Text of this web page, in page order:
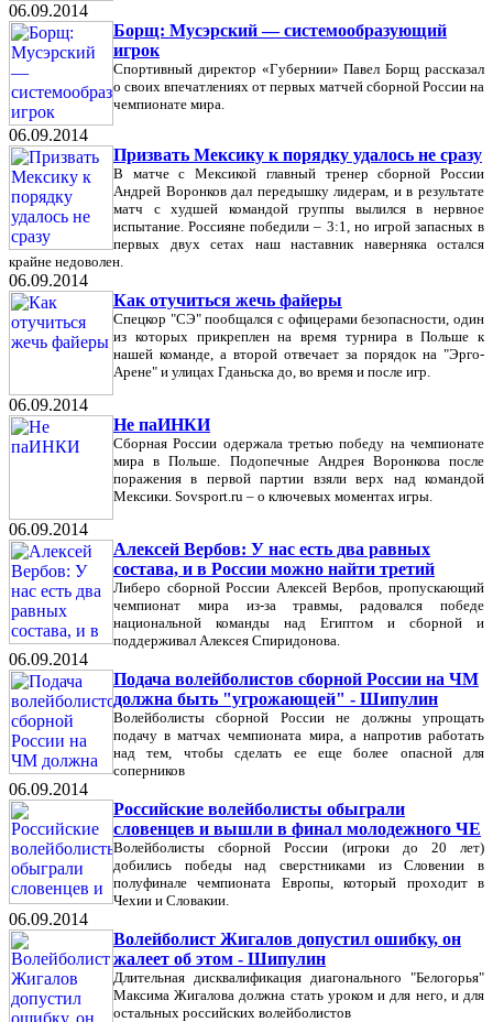
06.09.2014
Борщ: Мусэрский — системообразующий
игрок
Спортивный директор «Губернии» Павел Борщ рассказал
о своих впечатлениях от первых матчей сборной России на
чемпионате мира.
06.09.2014
Призвать Мексику к порядку удалось не сразу
В матче с Мексикой главный тренер сборной России
Андрей Воронков дал передышку лидерам, и в результате
матч с худшей командой группы вылился в нервное
испытание. Россияне победили – 3:1, но игрой запасных в
первых двух сетах наш наставник наверняка остался
крайне недоволен.
06.09.2014
Как отучиться жечь файеры
Спецкор "СЭ" пообщался с офицерами безопасности, один
из которых прикреплен на время турнира в Польше к
нашей команде, а второй отвечает за порядок на "Эрго-
Арене" и улицах Гданьска до, во время и после игр.
06.09.2014
Не паИНКИ
Сборная России одержала третью победу на чемпионате
мира в Польше. Подопечные Андрея Воронкова после
поражения в первой партии взяли верх над командой
Мексики. Sovsport.ru – о ключевых моментах игры.
06.09.2014
Алексей Вербов: У нас есть два равных
состава, и в России можно найти третий
Либеро сборной России Алексей Вербов, пропускающий
чемпионат мира из-за травмы, радовался победе
национальной команды над Египтом и сборной и
поддерживал Алексея Спиридонова.
06.09.2014
Подача волейболистов сборной России на ЧМ
должна быть "угрожающей" - Шипулин
Волейболисты сборной России не должны упрощать
подачу в матчах чемпионата мира, а напротив работать
над тем, чтобы сделать ее еще более опасной для
соперников
06.09.2014
Российские волейболисты обыграли
словенцев и вышли в финал молодежного ЧЕ
Волейболисты сборной России (игроки до 20 лет)
добились победы над сверстниками из Словении в
полуфинале чемпионата Европы, который проходит в
Чехии и Словакии.
06.09.2014
Волейболист Жигалов допустил ошибку, он
жалеет об этом - Шипулин
Длительная дисквалификация диагонального "Белогорья"
Максима Жигалова должна стать уроком и для него, и для
остальных российских волейболистов